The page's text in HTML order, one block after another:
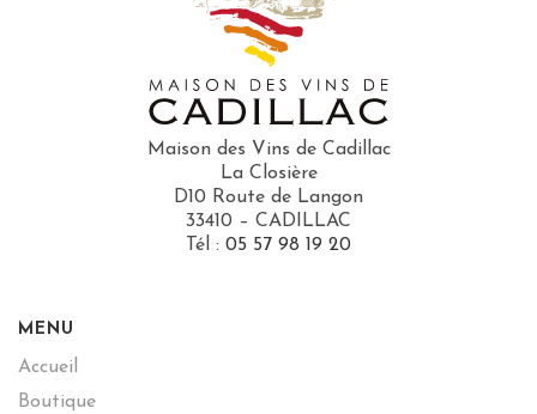
Maison des Vins de Cadillac
La Closière
D10 Route de Langon
33410 – CADILLAC
Tél : 05 57 98 19 20
MENU
Accueil
Boutique